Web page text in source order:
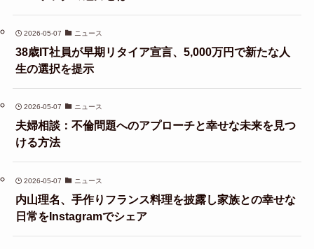
2026-05-07 ニュース
38歳IT社員が早期リタイア宣言、5,000万円で新たな人
生の選択を提示
2026-05-07 ニュース
夫婦相談：不倫問題へのアプローチと幸せな未来を見つ
ける方法
2026-05-07 ニュース
内山理名、手作りフランス料理を披露し家族との幸せな
日常をInstagramでシェア